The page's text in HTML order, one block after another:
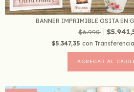
BANNER IMPRIMIBLE OSITA EN
$6.990
$5.347,35 con